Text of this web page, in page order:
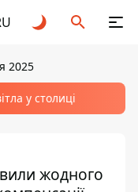
2025
у столиці
жодного